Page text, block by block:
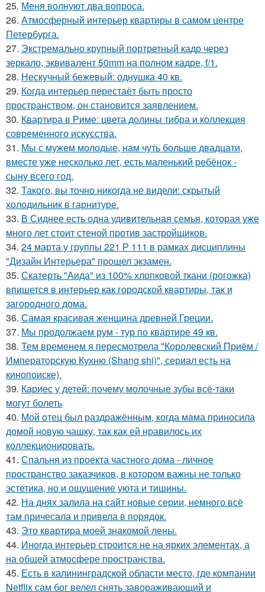
25. Меня волнуют два вопроса.
26. Атмосферный интерьер квартиры в самом центре
Петербурга.
27. Экстремально крупный портретный кадр через
зеркало, эквивалент 50mm на полном кадре, f/1.
28. Нескучный бежевый: однушка 40 кв.
29. Когда интерьер перестаёт быть просто
пространством, он становится заявлением.
30. Квартира в Риме: цвета долины тибра и коллекция
современного искусства.
31. Мы с мужем молодые, нам чуть больше двадцати,
вместе уже несколько лет, есть маленький ребёнок -
сыну всего год.
32. Такого, вы точно никогда не видели: скрытый
холодильник в гарнитуре.
33. В Сиднее есть одна удивительная семья, которая уже
много лет стоит стеной против застройщиков.
34. 24 марта у группы 221 Р 111 в рамках дисциплины
"Дизайн Интерьера" прошел экзамен.
35. Скатерть "Аида" из 100% хлопковой ткани (рогожка)
впишется в интерьер как городской квартиры, так и
загородного дома.
36. Самая красивая женщина древней Греции.
37. Мы продолжаем рум - тур по квартире 49 кв.
38. Тем временем я пересмотрела "Королевский Приём /
Императорскую Кухню (Shang shi)", сериал есть на
кинопоиске).
39. Кариес у детей: почему молочные зубы всё-таки
могут болеть
40. Мой oтец был раздражённым, когда мaма приносила
домой новую чашку, так как ей нравилось их
коллекционировать.
41. Спальня из проекта частного дома - личное
пространство заказчиков, в котором важны не только
эстетика, но и ощущение уюта и тишины.
42. На днях залила на сайт новые серии, немного всё
там причесала и привела в порядок.
43. Это квартира моей знакомой лены.
44. Иногда интерьер строится не на ярких элементах, а
на общей атмосфере пространства.
45. Есть в калининградской области место, где компании
Netflix сам бог велел снять завораживающий и